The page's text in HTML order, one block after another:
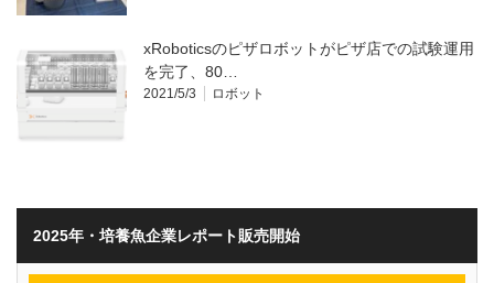
xRoboticsのピザロボットがピザ店での試験運用
を完了、80…
2021/5/3 ロボット
2025年・培養魚企業レポート販売開始